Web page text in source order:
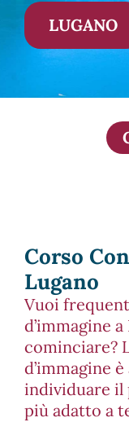
LUGANO
Corso
Lugano​
Vuoi
d’immagine
cominciare?
d’immagine
individuare il
più adatto a